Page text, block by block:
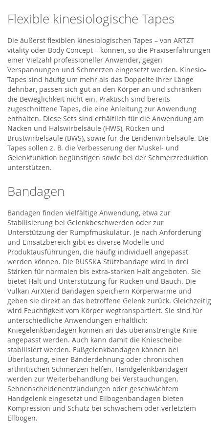
Flexible kinesiologische Tapes
Die äußerst flexiblen kinesiologischen Tapes – von ARTZT
vitality oder Body Concept – können, so die Praxiserfahrungen
einer Vielzahl professioneller Anwender, gegen
Verspannungen und Schmerzen eingesetzt werden. Kinesio-
Tapes sind häufig um mehr als das Doppelte ihrer Länge
dehnbar, passen sich gut an den Körper an und schränken
die Beweglichkeit nicht ein. Praktisch sind bereits
zugeschnittene Tapes, die eine Anleitung zur Anwendung
enthalten. Diese Sets sind erhältlich für die Anwendung am
Nacken und Halswirbelsäule (HWS), Rücken und
Brustwirbelsäule (BWS), sowie für die Lendenwirbelsäule. Die
Tapes sollen z. B. die Verbesserung der Muskel- und
Gelenkfunktion begünstigen sowie bei der Schmerzreduktion
unterstützen.
Bandagen
Bandagen finden vielfältige Anwendung, etwa zur
Stabilisierung bei Gelenkbeschwerden oder zur
Unterstützung der Rumpfmuskulatur. Je nach Anforderung
und Einsatzbereich gibt es diverse Modelle und
Produktausführungen, die häufig individuell angepasst
werden können. Die RUSSKA Stützbandage wird in drei
Stärken für normalen bis extra-starken Halt angeboten. Sie
bietet Halt und Unterstützung für Rücken und Bauch. Die
Vulkan AirXtend Bandagen speichern Körperwärme und
geben sie direkt an das betroffene Gelenk zurück. Gleichzeitig
wird Feuchtigkeit vom Körper wegtransportiert. Sie sind für
unterschiedliche Anwendungen erhältlich:
Kniegelenkbandagen können an das überanstrengte Knie
angepasst werden. Auch kann damit die Kniescheibe
stabilisiert werden. Fußgelenkbandagen können bei
Überlastung, einer Bänderdehnung oder chronischen
arthritischen Schmerzen helfen. Handgelenkbandagen
werden zur Weiterbehandlung bei Verstauchungen,
Sehnenscheidenentzündungen oder geschwächtem
Handgelenk eingesetzt und Ellbogenbandagen bieten
Kompression und Schutz bei schwachem oder verletztem
Ellbogen.